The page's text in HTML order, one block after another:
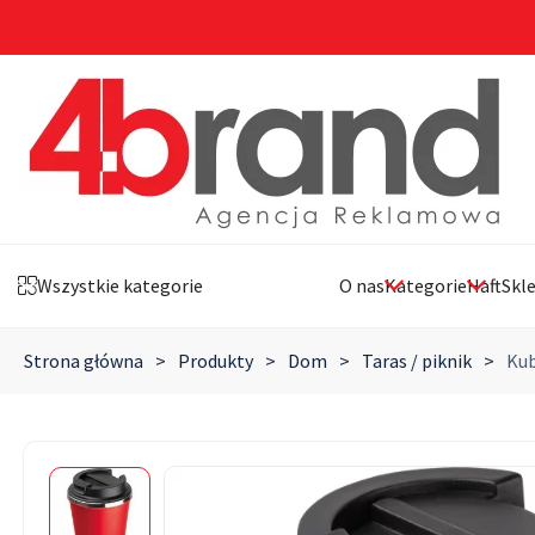
Wszystkie kategorie O nasKategorieHaft
Strona główna > Produkty > Dom > Taras / piknik >